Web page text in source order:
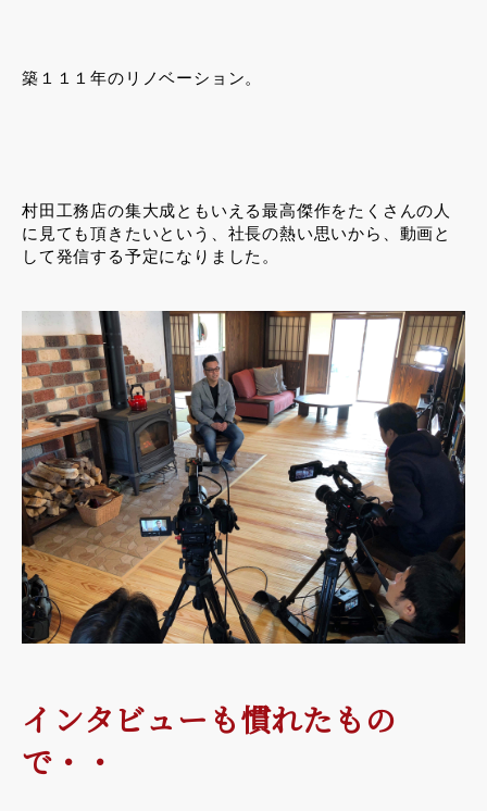
築１１１年のリノベーション。
村田工務店の集大成ともいえる最高傑作をたくさんの人
に見ても頂きたいという、社長の熱い思いから、動画と
して発信する予定になりました。
インタビューも慣れたもの
で・・